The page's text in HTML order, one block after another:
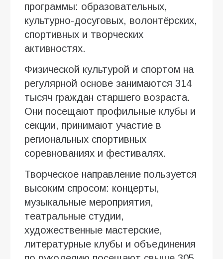
программы: образовательных,
культурно-досуговых, волонтёрских,
спортивных и творческих
активностях.
Физической культурой и спортом на
регулярной основе занимаются 314
тысяч граждан старшего возраста.
Они посещают профильные клубы и
секции, принимают участие в
региональных спортивных
соревнованиях и фестивалях.
Творческое направление пользуется
высоким спросом: концерты,
музыкальные мероприятия,
театральные студии,
художественные мастерские,
литературные клубы и объединения